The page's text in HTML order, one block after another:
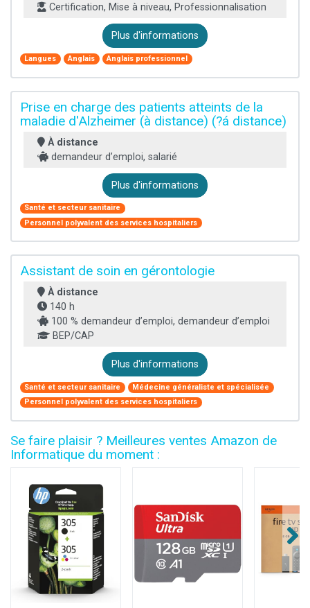
Certification, Mise à niveau, Professionnalisation
Plus d'informations
Langues Anglais Anglais professionnel
Prise en charge des patients atteints de la
maladie d'Alzheimer (à distance) (?á distance)
À distance
demandeur d’emploi, salarié
Plus d'informations
Santé et secteur sanitaire
Personnel polyvalent des services hospitaliers
Assistant de soin en gérontologie
À distance
140 h
100 % demandeur d’emploi, demandeur d’emploi
BEP/CAP
Plus d'informations
Santé et secteur sanitaire
Médecine généraliste et spécialisée
Personnel polyvalent des services hospitaliers
Se faire plaisir ? Meilleures ventes Amazon de
Informatique du moment :